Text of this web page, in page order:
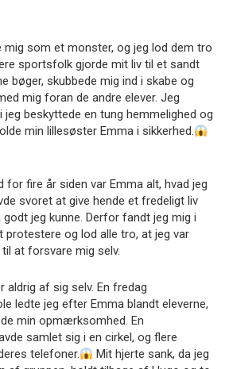
mig som et monster, og jeg lod dem tro
sportsfolk gjorde mit liv til et sandt
bøger, skubbede mig ind i skabe og
mig foran de andre elever. Jeg
jeg beskyttede en tung hemmelighed og
min lillesøster Emma i sikkerhed.
for fire år siden var Emma alt, hvad jeg
svoret at give hende et fredeligt liv
jeg kunne. Derfor fandt jeg mig i
protestere og lod alle tro, at jeg var
at forsvare mig selv.
aldrig af sig selv. En fredag
ledte jeg efter Emma blandt eleverne,
min opmærksomhed. En
samlet sig i en cirkel, og flere
telefoner.
Mit hjerte sank, da jeg